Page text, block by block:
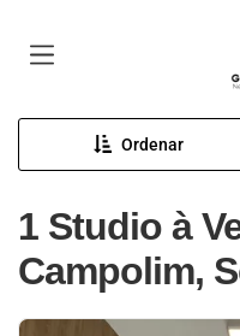
Ordenar
1 Studio à
Campolim,